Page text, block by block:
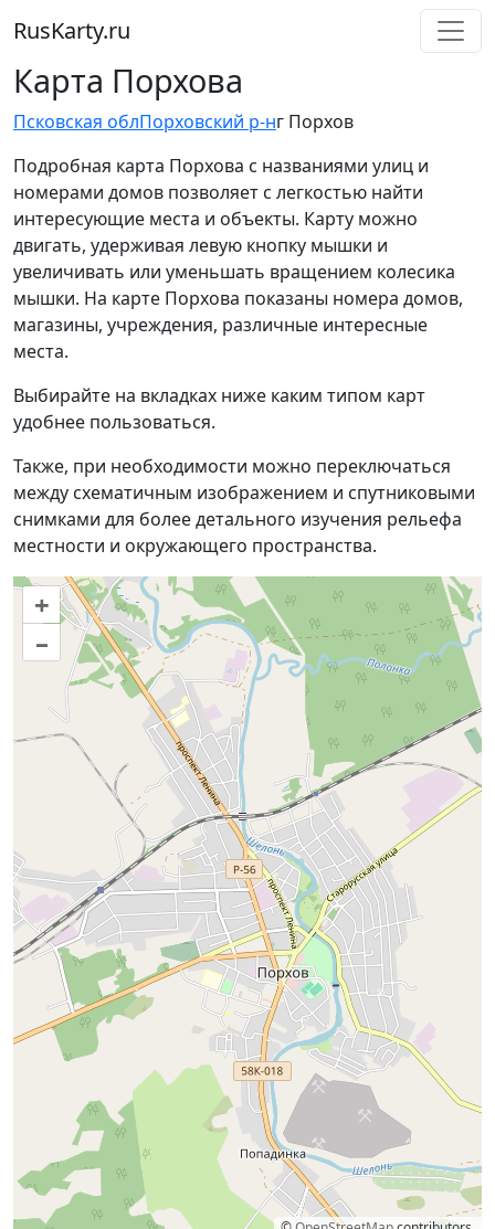
RusKarty.ru
Карта Порхова
Псковская облПорховский р-нг Порхов
Подробная карта Порхова с названиями улиц и
номерами домов позволяет с легкостью найти
интересующие места и объекты. Карту можно
двигать, удерживая левую кнопку мышки и
увеличивать или уменьшать вращением колесика
мышки. На карте Порхова показаны номера домов,
магазины, учреждения, различные интересные
места.
Выбирайте на вкладках ниже каким типом карт
удобнее пользоваться.
Также, при необходимости можно переключаться
между схематичным изображением и спутниковыми
снимками для более детального изучения рельефа
местности и окружающего пространства.
+
–